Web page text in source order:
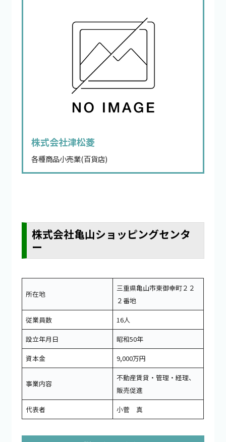
株式会社津松菱
各種商品小売業(百貨店)
株式会社亀山ショッピングセンタ
ー
所在地
三重県亀山市東御幸町２２
２番地
従業員数
16人
設立年月日
昭和50年
資本金
9,000万円
事業内容
不動産賃貸・管理・経理、
販売促進
代表者
小菅 真